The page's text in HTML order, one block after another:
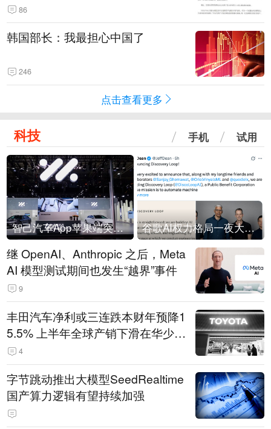
86
韩国部长：我最担心中国了
246
点击查看更多
科技 手机 试用
智己汽车App苹果端突然“下架” 谷歌AI权力格局一夜大洗牌
继 OpenAI、Anthropic 之后，Meta
AI 模型测试期间也发生“越界”事件
9
丰田汽车净利或三连跌本财年预降1
5.5% 上半年全球产销下滑在华少卖
14.3万辆
4
字节跳动推出大模型SeedRealtime
国产算力逻辑有望持续加强